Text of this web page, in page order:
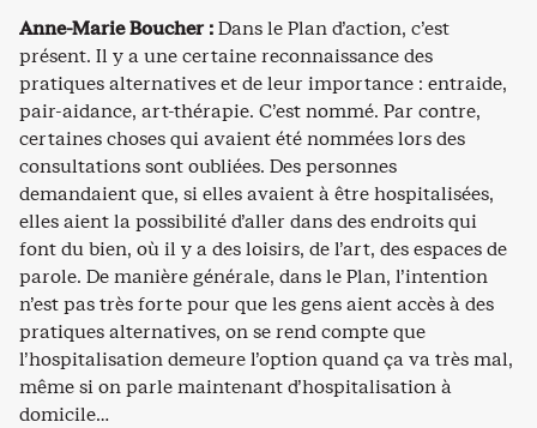
Anne-Marie Boucher :Dans le Plan d’action, c’est
présent. Il y a une certaine reconnaissance des
pratiques alternatives et de leur importance : entraide,
pair-aidance, art-thérapie. C’est nommé. Par contre,
certaines choses qui avaient été nommées lors des
consultations sont oubliées. Des personnes
demandaient que, si elles avaient à être hospitalisées,
elles aient la possibilité d’aller dans des endroits qui
font du bien, où il y a des loisirs, de l’art, des espaces de
parole. De manière générale, dans le Plan, l’intention
n’est pas très forte pour que les gens aient accès à des
pratiques alternatives, on se rend compte que
l’hospitalisation demeure l’option quand ça va très mal,
même si on parle maintenant d’hospitalisation à
domicile…